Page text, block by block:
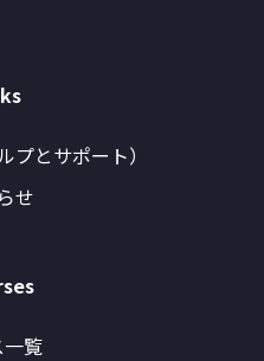
プとサポート）
せ
一覧